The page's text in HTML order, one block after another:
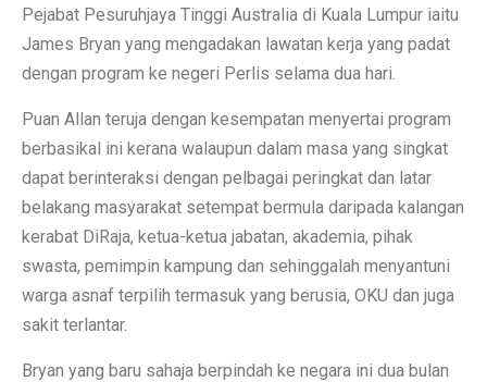
Pejabat Pesuruhjaya Tinggi Australia di Kuala Lumpur iaitu
James Bryan yang mengadakan lawatan kerja yang padat
dengan program ke negeri Perlis selama dua hari.
Puan Allan teruja dengan kesempatan menyertai program
berbasikal ini kerana walaupun dalam masa yang singkat
dapat berinteraksi dengan pelbagai peringkat dan latar
belakang masyarakat setempat bermula daripada kalangan
kerabat DiRaja, ketua-ketua jabatan, akademia, pihak
swasta, pemimpin kampung dan sehinggalah menyantuni
warga asnaf terpilih termasuk yang berusia, OKU dan juga
sakit terlantar.
Bryan yang baru sahaja berpindah ke negara ini dua bulan